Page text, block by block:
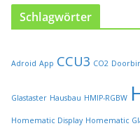
e
t
e
w
Schlagwörter
Adroid App CCU3 CO2
Glastaster Hausbau HMIP-RGBW
Homematic Display Homematic